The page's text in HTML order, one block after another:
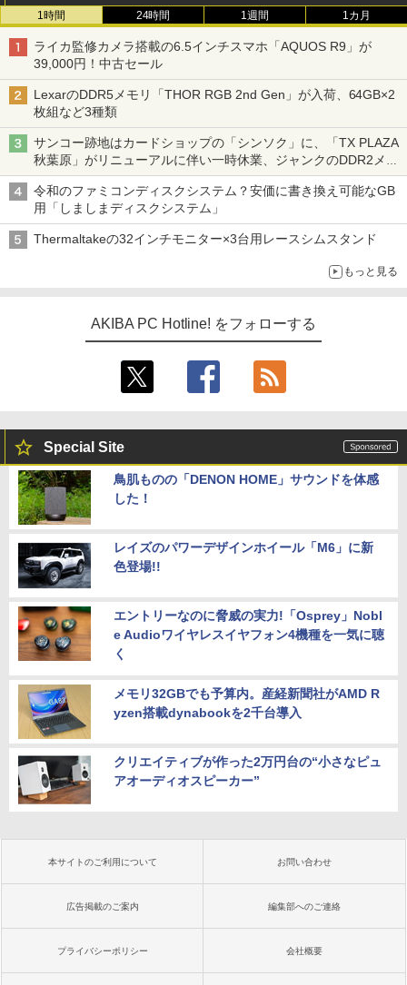
1時間 24時間 1週間 1カ月
ライカ監修カメラ搭載の6.5インチスマホ「AQUOS R9」が
39,000円！中古セール
LexarのDDR5メモリ「THOR RGB 2nd Gen」が入荷、64GB×2
枚組など3種類
サンコー跡地はカードショップの「シンソク」に、「TX PLAZA
秋葉原」がリニューアルに伴い一時休業、ジャンクのDDR2メモ
リが100円で販売など～ 最近の秋葉原 ～
令和のファミコンディスクシステム？安価に書き換え可能なGB
用「しましまディスクシステム」
Thermaltakeの32インチモニター×3台用レースシムスタンド
もっと見る
AKIBA PC Hotline! をフォローする
Special Site
鳥肌ものの「DENON HOME」サウンドを体感
した！
レイズのパワーデザインホイール「M6」に新
色登場!!
エントリーなのに脅威の実力!「Osprey」Nobl
e Audioワイヤレスイヤフォン4機種を一気に聴
く
メモリ32GBでも予算内。産経新聞社がAMD R
yzen搭載dynabookを2千台導入
クリエイティブが作った2万円台の“小さなピュ
アオーディオスピーカー”
本サイトのご利用について お問い合わせ
広告掲載のご案内 編集部へのご連絡
プライバシーポリシー 会社概要